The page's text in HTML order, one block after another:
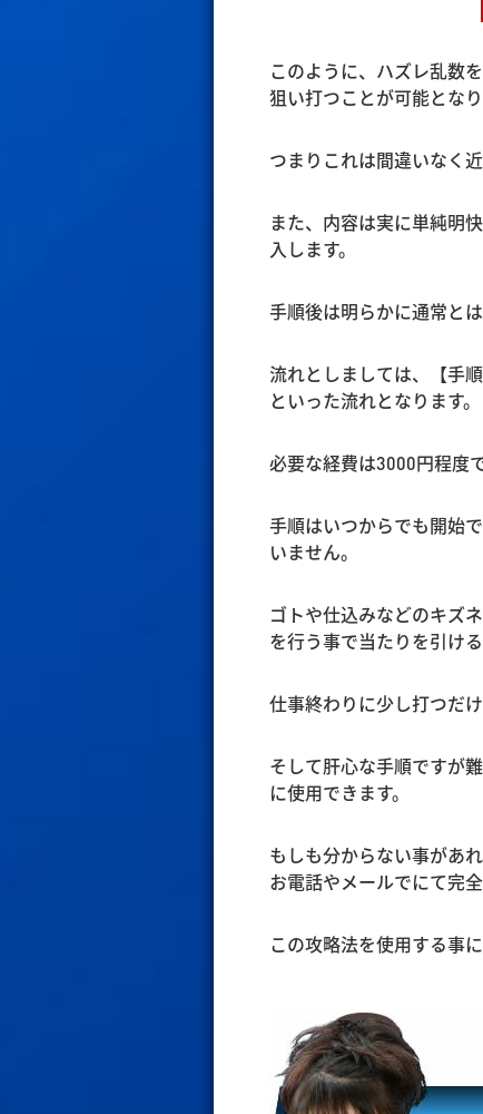
このように、ハズレ乱数
狙い打つことが可能となり
つまりこれは間違いなく
また、内容は実に単純明
入します。
手順後は明らかに通常と
流れとしましては、【手
といった流れとなります。
必要な経費は3000円程度で
手順はいつからでも開始
いません。
ゴトや仕込みなどのキズ
を行う事で当たりを引け
仕事終わりに少し打つだ
そして肝心な手順ですが
に使用できます。
もしも分からない事があ
お電話やメールでにて完
この攻略法を使用する事